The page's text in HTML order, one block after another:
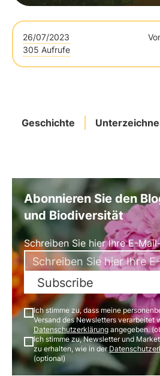
26/07/2023
305 Aufrufe
Geschichte
Abonnieren Sie den
und Biodiversität
Schreiben Sie hier Ihre E-
Subscribe
Ich stimme zu, dass meine
Versand des Newsletters verarbeitet
Datenschutzerklärung angegeben.
Ich stimme zu, Newsletter und
zu erhalten, wie in der
(optional)